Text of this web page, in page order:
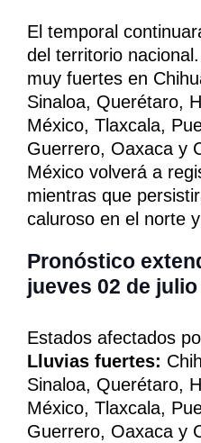
El temporal
del territorio
muy fuertes en
Sinaloa, Querétaro,
México, Tlaxcala,
Guerrero, Oaxaca y
México volverá a
mientras que
caluroso en el norte
Pronóstico
jueves 02 de julio
Estados afectados
Lluvias fuertes:
Sinaloa, Querétaro,
México, Tlaxcala,
Guerrero, Oaxaca y